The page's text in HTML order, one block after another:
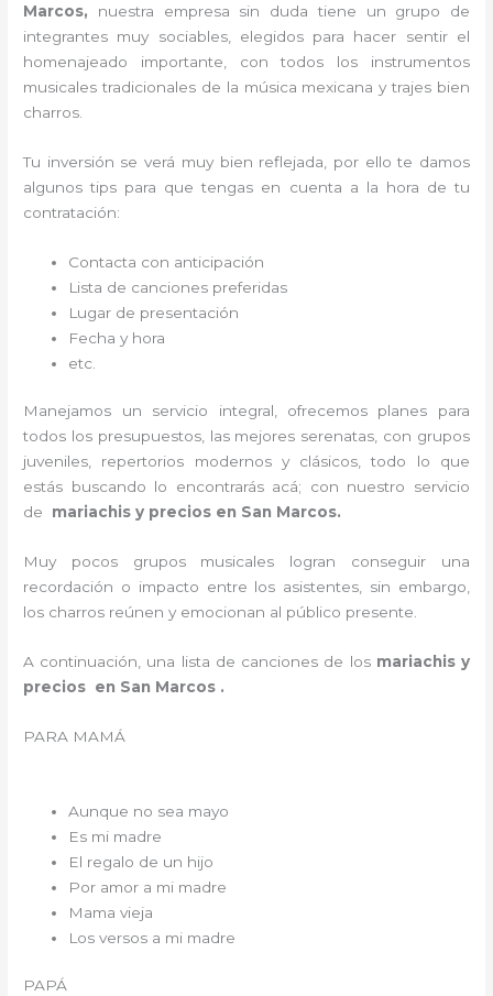
Marcos, nuestra empresa
sin duda tiene un grupo de
integrantes muy sociables, elegidos para hacer sentir el
homenajeado importante, con todos los instrumentos
musicales tradicionales de la música mexicana y trajes bien
charros.
Tu inversión se verá muy bien reflejada, por ello te damos
algunos tips para que tengas en cuenta a la hora de tu
contratación:
Contacta con anticipación
Lista de canciones preferidas
Lugar de presentación
Fecha y hora
etc.
Manejamos un servicio integral, ofrecemos planes para
todos los presupuestos, las mejores serenatas, con grupos
juveniles, repertorios modernos y clásicos, todo lo que
estás buscando lo encontrarás acá; con nuestro servicio
de mariachis y precios en San Marcos.
Muy pocos grupos musicales logran conseguir una
recordación o impacto entre los asistentes, sin embargo,
los charros reúnen y emocionan al público presente.
A continuación, una lista de canciones de los mariachis y
precios en San Marcos .
PARA MAMÁ
Aunque no sea mayo
Es mi madre
El regalo de un hijo
Por amor a mi madre
Mama vieja
Los versos a mi madre
PAPÁ